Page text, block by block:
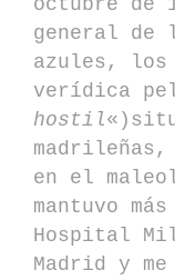
octubre de
general de
azules, los
verídica
hostil
madrileñas,
en el
mantuvo
Hospital
Madrid y